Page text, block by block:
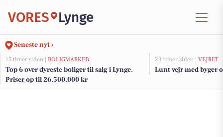
VORES Lynge
Seneste nyt ›
15 timer siden | BOLIGMARKED
Top 6 over dyreste boliger til salg i Lynge.
Priser op til 26.500.000 kr
23 timer siden | VEJRET
Lunt vejr med byger